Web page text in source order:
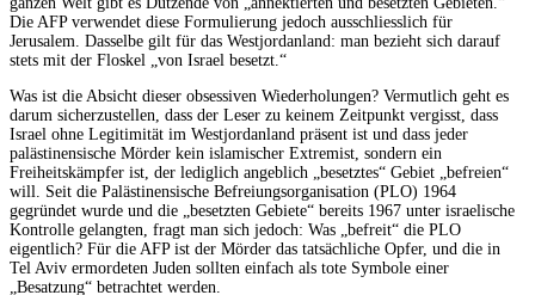
Die AFP verwendet diese Formulierung jedoch ausschliesslich für
Jerusalem. Dasselbe gilt für das Westjordanland: man bezieht sich darauf
stets mit der Floskel „von Israel besetzt.“
Was ist die Absicht dieser obsessiven Wiederholungen? Vermutlich geht es
darum sicherzustellen, dass der Leser zu keinem Zeitpunkt vergisst, dass
Israel ohne Legitimität im Westjordanland präsent ist und dass jeder
palästinensische Mörder kein islamischer Extremist, sondern ein
Freiheitskämpfer ist, der lediglich angeblich „besetztes“ Gebiet „befreien“
will. Seit die Palästinensische Befreiungsorganisation (PLO) 1964
gegründet wurde und die „besetzten Gebiete“ bereits 1967 unter israelische
Kontrolle gelangten, fragt man sich jedoch: Was „befreit“ die PLO
eigentlich? Für die AFP ist der Mörder das tatsächliche Opfer, und die in
Tel Aviv ermordeten Juden sollten einfach als tote Symbole einer
„Besatzung“ betrachtet werden.